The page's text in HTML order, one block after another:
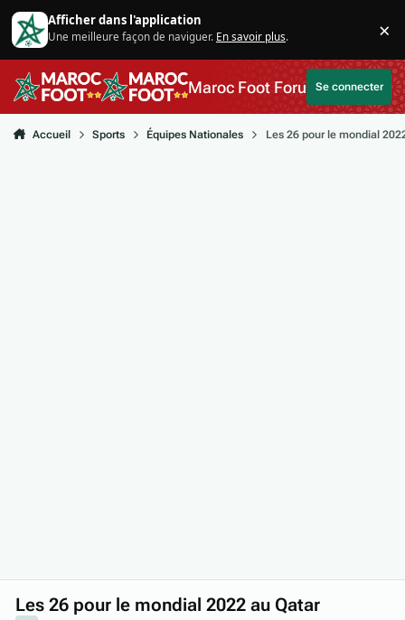
Aller au contenu
Afficher dans l'application
Une meilleure façon de naviguer. En savoir plus. ×
Maroc Foot ForumSe connecter
Accueil Sports Équipes Nationales Les 26 pour le mondial
Les 26 pour le mondial 2022 au Qatar